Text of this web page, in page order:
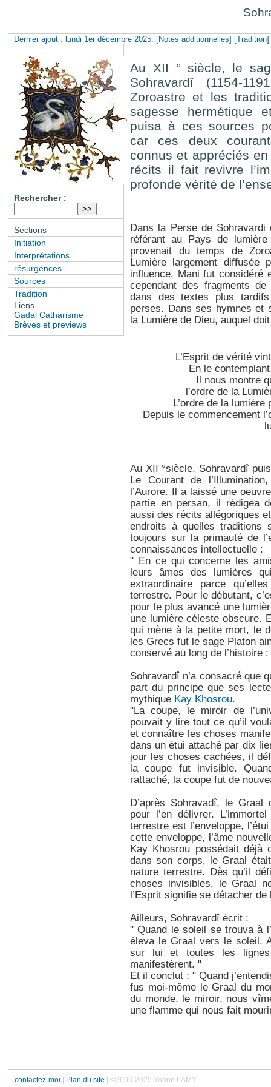
Dernier ajout : lundi 1er décembre 2025. [Notes additionnelles] [Tradition]
Rechercher :
Sections
Initiation
Interprétations
résurgences
Sources
Tradition
Liens
Gadal Catharisme
Brèves et previews
Au XII ° siècle, le
Sohravardî (1154-
Zoroastre et les
sagesse hermétique
puisa à ces sources
car ces deux
connus et appréciés
récits il fait revivre
profonde vérité de
Dans la Perse de
référant au Pays de
provenait du temps de
Lumière largement diffusée
influence. Mani fut considéré
cependant des fragments
dans des textes plus
perses. Dans ses hymnes et
la Lumière de Dieu, auquel
L’Esprit de vérité
En le
Il nous montre
l’ordre de la
L’ordre de la lumière
Depuis le commencement
Au XII °siècle, Sohravardî
Le Courant de
l’Aurore. Il a laissé une
partie en persan, il rédigea
aussi des récits allégoriques
endroits à quelles
toujours sur la primauté de
connaissances intellectuelle :
" En ce qui concerne les
leurs âmes des lumières
extraordinaire parce
terrestre. Pour le débutant,
pour le plus avancé une
une lumière céleste obscure.
qui mène à la petite mort, le
les Grecs fut le sage Platon
conservé au long de l’histoire
Sohravardî n’a consacré que
part du principe que ses
mythique Kay Khosrou.
"La coupe, le miroir de
pouvait y lire tout ce qu’il
et connaître les choses
dans un étui attaché par dix
jour les choses cachées, il
la coupe fut invisible.
rattaché, la coupe fut de
D’après Sohravadî, le Graal
pour l’en délivrer.
terrestre est l’enveloppe,
cette enveloppe, l’âme
Kay Khosrou possédait déjà
dans son corps, le Graal
nature terrestre. Dès qu’il
choses invisibles, le Graal
l’Esprit signifie se détacher de
Ailleurs, Sohravardî écrit :
" Quand le soleil se trouva à
éleva le Graal vers le soleil.
sur lui et toutes les lignes
manifestèrent. "
Et il conclut : " Quand
fus moi-même le Graal du
du monde, le miroir, nous
une flamme qui nous fait
contactez-moi Plan du site | ©2006-2025 Yoann LAMY